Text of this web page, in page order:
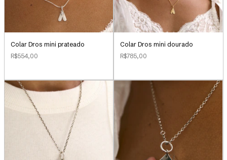
Colar Dros mini prateado
R$554,00
Colar Dros mini dourado
R$785,00